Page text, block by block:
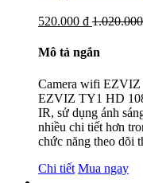
520.000 đ
Mô tả ngắn
Camera wifi EZVIZ
EZVIZ TY1 HD
IR, sử dụng ánh
nhiều chi tiết hơn
chức năng theo dõi
Chi tiết Mua ngay